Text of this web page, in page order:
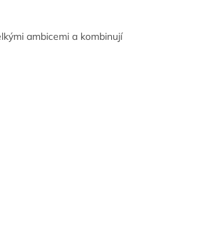
ambicemi a kombinují